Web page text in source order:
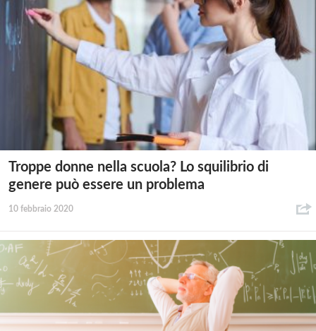
Troppe donne nella scuola? Lo squilibrio di
genere può essere un problema
10 febbraio 2020